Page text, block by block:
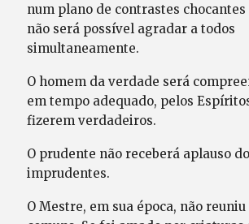
num plano de contrastes chocantes
não será possível agradar a todos
simultaneamente.
O homem da verdade será
em tempo adequado, pelos
fizerem verdadeiros.
O prudente não receberá aplauso
imprudentes.
O Mestre, em sua época, não